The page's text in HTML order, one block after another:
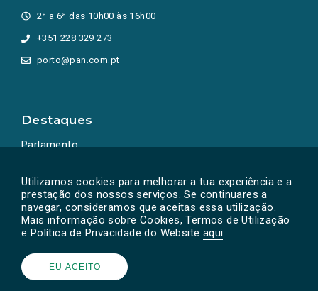
Utilizamos cookies para melhorar a tua experiência e a
prestação dos nossos serviços. Se continuares a
navegar, consideramos que aceitas essa utilização.
Mais informação sobre Cookies, Termos de Utilização
e Política de Privacidade do Website aqui.
EU ACEITO
2ª a 6ª das 10h00 às 16h00
+351 228 329 273
porto@pan.com.pt
Destaques
Parlamento
Powered by © PAN 2026